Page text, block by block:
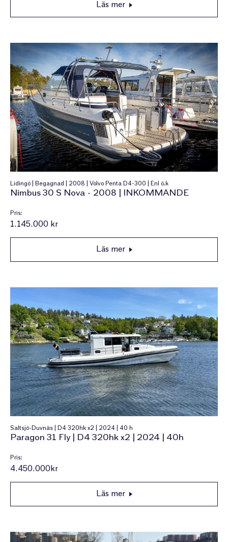
Läs mer
Lidingö | Begagnad | 2008 | Volvo Penta D4-300 | Enl ö.k
Nimbus 30 S Nova - 2008 | INKOMMANDE
Pris:
1.145.000 kr
Läs mer
Saltsjö-Duvnäs | D4 320hk x2 | 2024 | 40 h
Paragon 31 Fly | D4 320hk x2 | 2024 | 40h
Pris:
4.450.000kr
Läs mer